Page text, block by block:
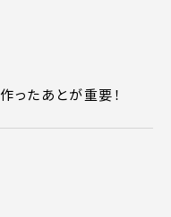
ったあとが重要！